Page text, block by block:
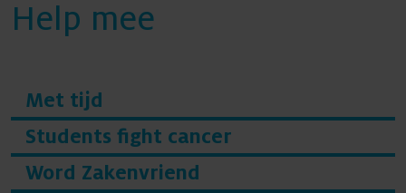
Help mee
Met tijd
Students fight cancer
Word Zakenvriend